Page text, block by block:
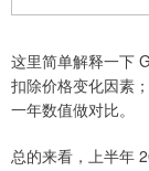
这里简单解释一下
扣除价格变化因素
一年数值做对比。
总的来看，上半年